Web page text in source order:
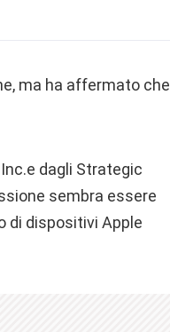
ma ha affermato che
dagli Strategic
sembra essere
di dispositivi Apple